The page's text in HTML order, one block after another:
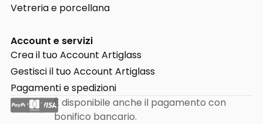
Vetreria e porcellana
Account e servizi
Crea il tuo Account Artiglass
Gestisci il tuo Account Artiglass
Pagamenti e spedizioni
È disponibile anche il pagamento con
bonifico bancario.